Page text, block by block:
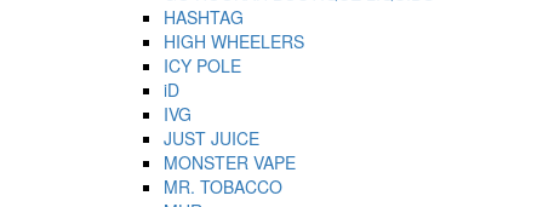
HASHTAG
HIGH WHEELERS
ICY POLE
iD
IVG
JUST JUICE
MONSTER VAPE
MR. TOBACCO